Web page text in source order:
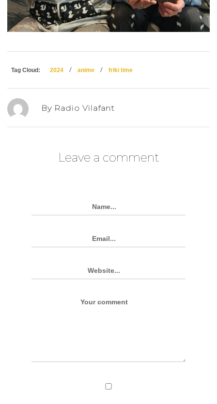
Tag Cloud: 2024 / anime / friki time
By Radio Vilafant
Leave a comment